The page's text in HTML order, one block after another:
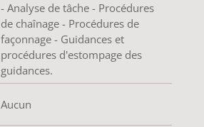
- Analyse de tâche - Procédures
de chaînage - Procédures de
façonnage - Guidances et
procédures d'estompage des
guidances.
Aucun